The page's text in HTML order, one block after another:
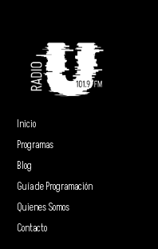
Inicio
Programas
Blog
Guía de Programación
Quienes Somos
Contacto